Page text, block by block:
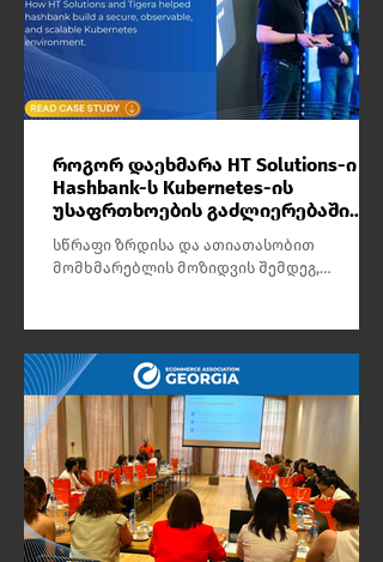
როგორ დაეხმარა HT Solutions-ი
Hashbank-ს Kubernetes-ის
უსაფრთხოების გაძლიერებაში
Tigera-სთან ერთად?
სწრაფი ზრდისა და ათიათასობით
მომხმარებლის მოზიდვის შემდეგ,
მზარდ დატვირთვას გაუმკლავდებოდა.